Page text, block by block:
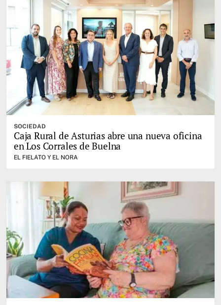
SOCIEDAD
Caja Rural de Asturias abre una nueva oficina
en Los Corrales de Buelna
EL FIELATO Y EL NORA